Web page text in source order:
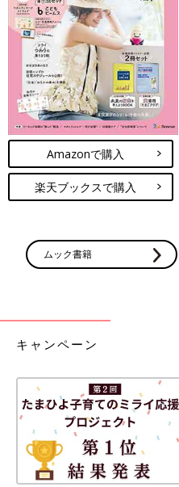
Amazonで購入
楽天ブックスで購入
ムック書籍
キャンペーン